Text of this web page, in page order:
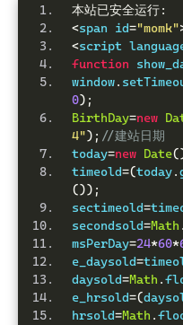
本站已安全运行:
<span id="momk"
<script
function
window.
0);
BirthDay=new
4"); //建站日期
today=new Date
timeold=(today.
());
sectimeold=
secondsold=Math .
msPerDay=24*60*
e_daysold=
daysold=Math .
e_hrsold=(
hrsold=Math .